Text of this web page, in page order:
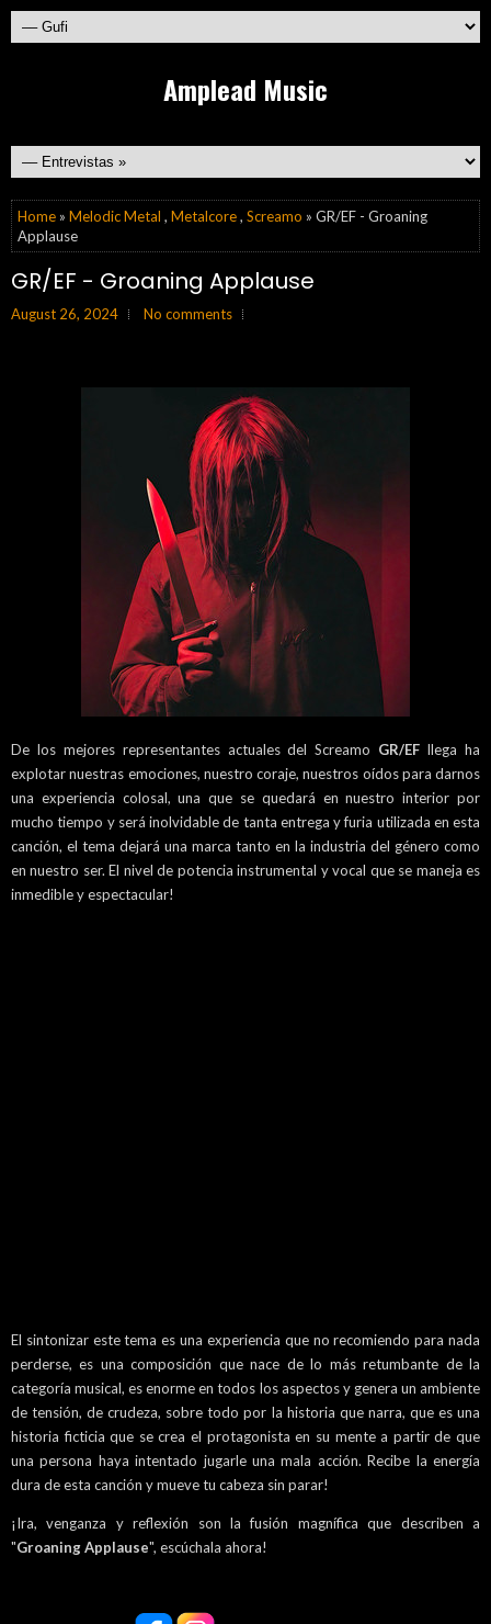
Amplead Music
Home » Melodic Metal , Metalcore, Screamo » GR/EF - Groaning
Applause
GR/EF - Groaning Applause
August 26, 2024 No comments
De los mejores representantes actuales del Screamo GR/EF llega ha
explotar nuestras emociones, nuestro coraje, nuestros oídos para darnos
una experiencia colosal, una que se quedará en nuestro interior por
mucho tiempo y será inolvidable de tanta entrega y furia utilizada en esta
canción, el tema dejará una marca tanto en la industria del género como
en nuestro ser. El nivel de potencia instrumental y vocal que se maneja es
inmedible y espectacular!
El sintonizar este tema es una experiencia que no recomiendo para nada
perderse, es una composición que nace de lo más retumbante de la
categoría musical, es enorme en todos los aspectos y genera un ambiente
de tensión, de crudeza, sobre todo por la historia que narra, que es una
historia ficticia que se crea el protagonista en su mente a partir de que
una persona haya intentado jugarle una mala acción. Recibe la energía
dura de esta canción y mueve tu cabeza sin parar!
¡Ira, venganza y reflexión son la fusión magnífica que describen a
"Groaning Applause", escúchala ahora!